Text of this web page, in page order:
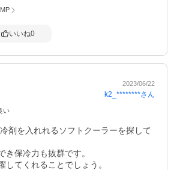
いいね0
2023/06/22
k2_********さん
い
剤を入れれるソフトクーラーを探して
き保冷力も抜群です。
してくれることでしょう。